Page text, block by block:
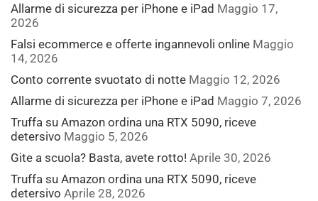
Allarme di sicurezza per iPhone e iPad Maggio 17,
2026
Falsi ecommerce e offerte ingannevoli online Maggio
14, 2026
Conto corrente svuotato di notte Maggio 12, 2026
Allarme di sicurezza per iPhone e iPad Maggio 7, 2026
Truffa su Amazon ordina una RTX 5090, riceve
detersivo Maggio 5, 2026
Gite a scuola? Basta, avete rotto! Aprile 30, 2026
Truffa su Amazon ordina una RTX 5090, riceve
detersivo Aprile 28, 2026